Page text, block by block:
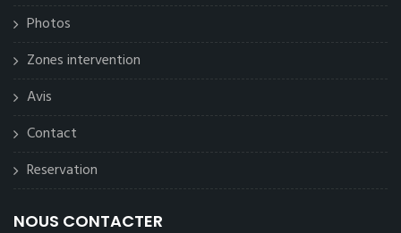
Photos
Zones intervention
Avis
Contact
Reservation
NOUS CONTACTER